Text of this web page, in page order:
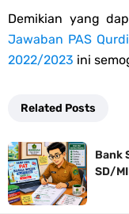
Demikian yang
Jawaban PAS
2022/2023 ini
Related Posts
Bank
SD/